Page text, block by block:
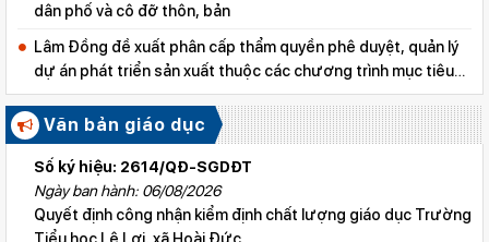
dân phố và cô đỡ thôn, bản
Lâm Đồng đề xuất phân cấp thẩm quyền phê duyệt, quản lý
dự án phát triển sản xuất thuộc các chương trình mục tiêu
quốc gia
Văn bản giáo dục
Số ký hiệu: 2614/QĐ-SGDĐT
Ngày ban hành: 06/08/2026
Quyết định công nhận kiểm định chất lượng giáo dục Trường